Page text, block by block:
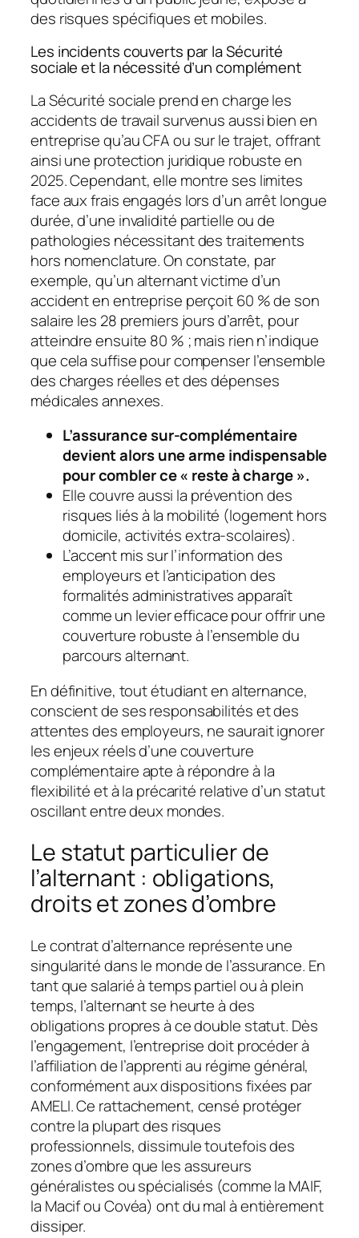
des risques spécifiques et mobiles.
Les incidents couverts par la Sécurité
sociale et la nécessité d’un complément
La Sécurité sociale prend en charge les
accidents de travail survenus aussi bien en
entreprise qu’au CFA ou sur le trajet, offrant
ainsi une protection juridique robuste en
2025. Cependant, elle montre ses limites
face aux frais engagés lors d’un arrêt longue
durée, d’une invalidité partielle ou de
pathologies nécessitant des traitements
hors nomenclature. On constate, par
exemple, qu’un alternant victime d’un
accident en entreprise perçoit 60 % de son
salaire les 28 premiers jours d’arrêt, pour
atteindre ensuite 80 % ; mais rien n’indique
que cela suffise pour compenser l’ensemble
des charges réelles et des dépenses
médicales annexes.
L’assurance sur-complémentaire
devient alors une arme indispensable
pour combler ce « reste à charge ».
Elle couvre aussi la prévention des
risques liés à la mobilité (logement hors
domicile, activités extra-scolaires).
L’accent mis sur l’information des
employeurs et l’anticipation des
formalités administratives apparaît
comme un levier efficace pour offrir une
couverture robuste à l’ensemble du
parcours alternant.
En définitive, tout étudiant en alternance,
conscient de ses responsabilités et des
attentes des employeurs, ne saurait ignorer
les enjeux réels d’une couverture
complémentaire apte à répondre à la
flexibilité et à la précarité relative d’un statut
oscillant entre deux mondes.
Le statut particulier de
l’alternant : obligations,
droits et zones d’ombre
Le contrat d’alternance représente une
singularité dans le monde de l’assurance. En
tant que salarié à temps partiel ou à plein
temps, l’alternant se heurte à des
obligations propres à ce double statut. Dès
l’engagement, l’entreprise doit procéder à
l’affiliation de l’apprenti au régime général,
conformément aux dispositions fixées par
AMELI. Ce rattachement, censé protéger
contre la plupart des risques
professionnels, dissimule toutefois des
zones d’ombre que les assureurs
généralistes ou spécialisés (comme la MAIF,
la Macif ou Covéa) ont du mal à entièrement
dissiper.